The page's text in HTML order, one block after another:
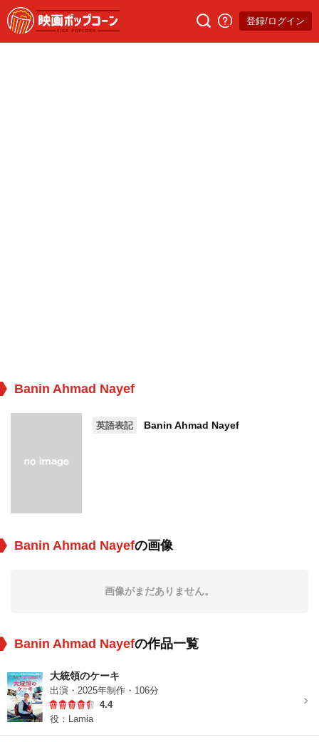
登録/ログイン
Banin Ahmad Nayef
英語表記 Banin Ahmad Nayef
Banin Ahmad Nayefの画像
画像がまだありません。
Banin Ahmad Nayefの作品一覧
大統領のケーキ
出演・2025年制作・106分
4.4
役：Lamia